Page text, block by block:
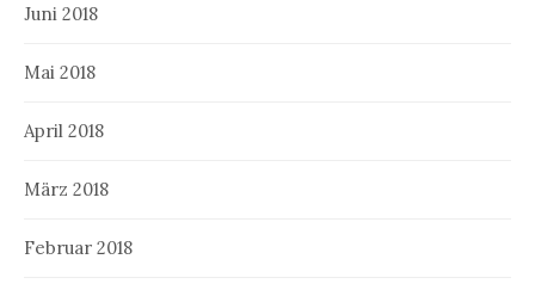
Juni 2018
Mai 2018
April 2018
März 2018
Februar 2018